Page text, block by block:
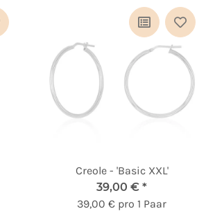
Creole - 'Basic XXL'
39,00 €*
39,00 € pro 1 Paar